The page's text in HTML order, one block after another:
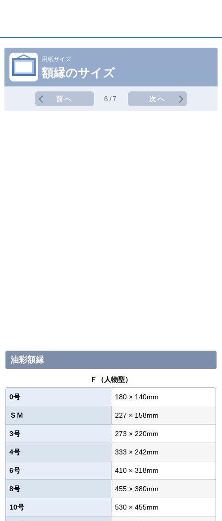
用紙サイズ
額縁のサイズ
前へ 6/7 次へ
油彩額縁
Ｆ（人物型）
0号 180 × 140mm
ＳＭ 227 × 158mm
3号 273 × 220mm
4号 333 × 242mm
6号 410 × 318mm
8号 455 × 380mm
10号 530 × 455mm